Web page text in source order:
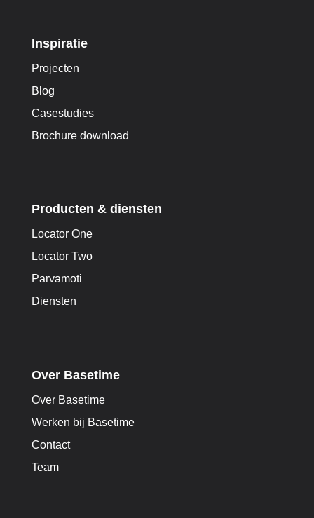
Inspiratie
Projecten
Blog
Casestudies
Brochure download
Producten & diensten
Locator One
Locator Two
Parvamoti
Diensten
Over Basetime
Over Basetime
Werken bij Basetime
Contact
Team